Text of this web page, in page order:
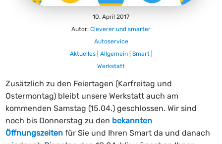
10. April 2017
Autor: Cleverer und smarter
Autoservice
Aktuelles| Allgemein| Smart|
Werkstatt
Zusätzlich zu den Feiertagen (Karfreitag und
Ostermontag) bleibt unsere Werkstatt auch am
kommenden Samstag (15.04.) geschlossen. Wir sind
noch bis Donnerstag zu den bekannten
Öffnungszeiten für Sie und Ihren Smart da und danach